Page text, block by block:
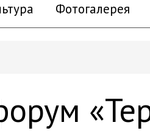
Фотогалерея